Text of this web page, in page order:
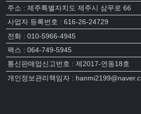
주소 : 제주특별자치도 제주시 삼무로 66
사업자 등록번호 : 616-26-24729
전화 : 010-5966-4945
팩스 : 064-749-5945
통신판매업신고번호 : 제2017-연동18호
개인정보관리책임자 :